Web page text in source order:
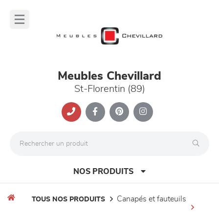
Meubles Chevillard
St-Florentin (89)
NOS PRODUITS
TOUS NOS PRODUITS canapés et fauteuils